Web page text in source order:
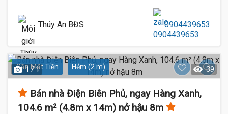
Thúy An BĐS 0904439653
Gần Mặt Tiền Hẻm (2 m)
1 / 1 39
Bán nhà Điện Biên Phủ, ngay Hàng Xanh,
104.6 m² (4.8m x 14m) nở hậu 8m